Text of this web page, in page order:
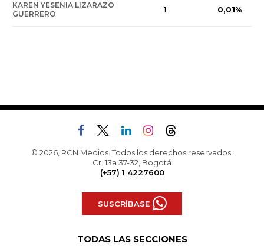
KAREN YESENIA LIZARAZO
GUERRERO
1 0,01%
© 2026, RCN Medios. Todos los derechos reservados.
Cr. 13a 37-32, Bogotá
(+57) 1 4227600
SUSCRÍBASE
TODAS LAS SECCIONES